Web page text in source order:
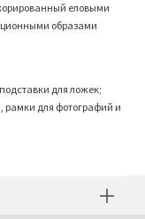
еловыми
образами
для ложек;
рамки для фотографий и